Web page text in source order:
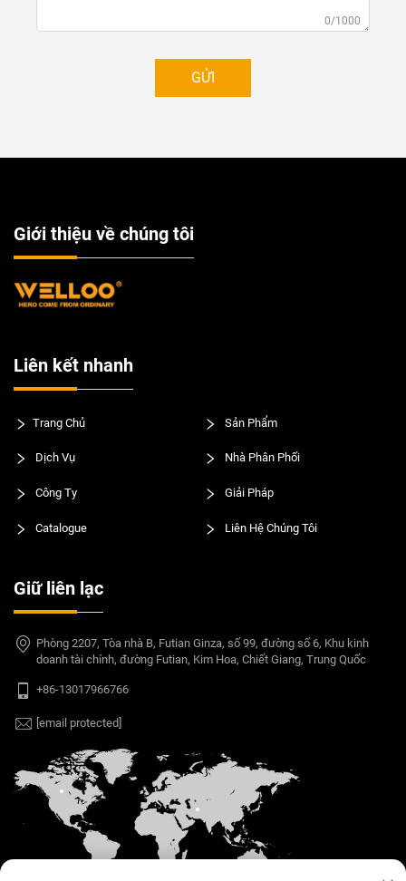
0/1000
GỬI
Giới thiệu về chúng tôi
Liên kết nhanh
Trang Chủ Sản Phẩm
Dịch Vụ Nhà Phân Phối
Công Ty Giải Pháp
Catalogue Liên Hệ Chúng Tôi
Giữ liên lạc
Phòng 2207, Tòa nhà B, Futian Ginza, số 99, đường số 6, Khu kinh
doanh tài chính, đường Futian, Kim Hoa, Chiết Giang, Trung Quốc
+86-13017966766
[email protected]